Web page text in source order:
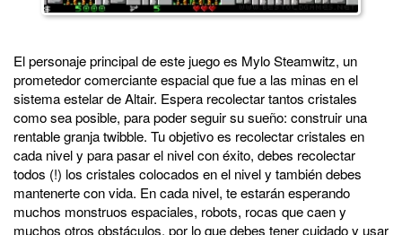
El personaje principal de este juego es Mylo Steamwitz, un
prometedor comerciante espacial que fue a las minas en el
sistema estelar de Altair. Espera recolectar tantos cristales
como sea posible, para poder seguir su sueño: construir una
rentable granja twibble. Tu objetivo es recolectar cristales en
cada nivel y para pasar el nivel con éxito, debes recolectar
todos (!) los cristales colocados en el nivel y también debes
mantenerte con vida. En cada nivel, te estarán esperando
muchos monstruos espaciales, robots, rocas que caen y
muchos otros obstáculos, por lo que debes tener cuidado y usar